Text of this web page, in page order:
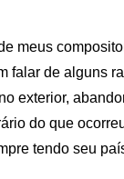
meus
falar de alguns
exterior,
do que
tendo seu